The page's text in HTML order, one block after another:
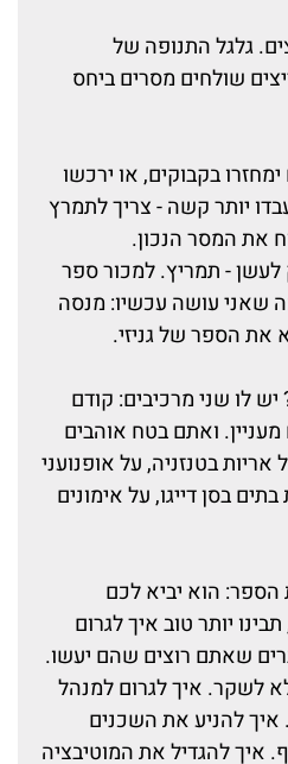
גלגל התנופה של
שולחים מסרים ביחס
בקבוקים, או ירכשו
יותר קשה - צריך לתמרץ
את המסר הנכון.
- תמריץ. למכור ספר
שאני עושה עכשיו: מנסה
את הספר של גניזי.
לו שני מרכיבים: קודם
ואתם בטח אוהבים
בטנזניה, על אופנועני
בסן דייגו, על אימונים
הספר: הוא יביא לכם
יותר טוב איך לגרום
שאתם רוצים שהם יעשו.
לשקר. איך לגרום למנהל
להניע את השכנים
להגדיל את המוטיבציה